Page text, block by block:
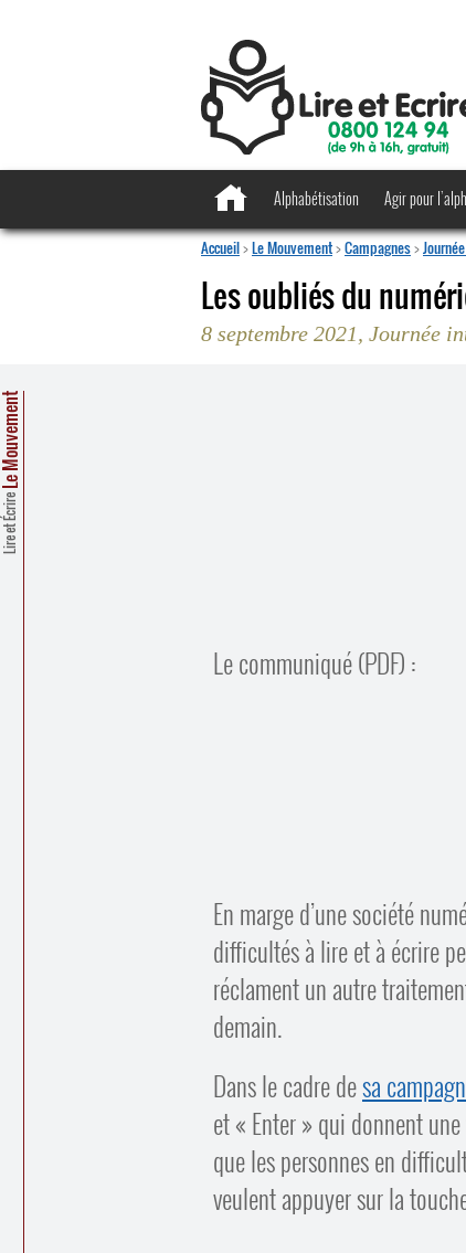
Alphabétisation Agir pour
Accueil>Le Mouvement>Campagnes>
Les oubliés du
8 septembre 2021, Journée
Lire et Écrire
Le communiqué (PDF) :
En marge d’une société
difficultés à lire et à écrire
réclament un autre
demain.
Dans le cadre desa
et « Enter » qui donnent
que les personnes en
veulent appuyer sur la